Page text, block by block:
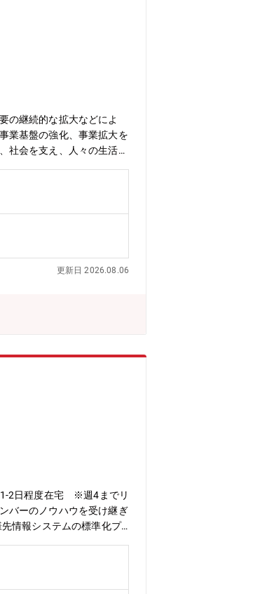
：有 (頻度：1回/2か月、
合：約15%（主務職の
の継続的な拡大などによ
業基盤の強化、事業拡大を
社会を支え、人々の生活を
の製品企画、開発の計画策
海外向けパッケージエアコ
、研究所含めた様々な関係
れる製品の開発を担う。・
都度調整しており、担当業
≪具体的には≫環境変化や市
いただきます。・送風機、
戦略事業として注力してお
（ただし入社後、当面は
リーダーとしての活躍を期
業への興味がある・海外
、物理、化学工学
更新日 2026.08.06
1-2日程度在宅 ※週4までリ
バーのノウハウを受け継ぎ
情報システムの標準化プ
ける方を歓迎します。【業
及びシステム利用部門のス
ステム、営業システム、経